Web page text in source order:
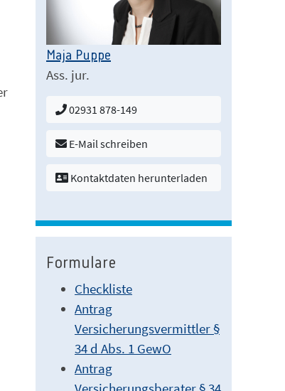
Maja Puppe
Ass. jur.
02931 878-149
E-Mail schreiben
Kontaktdaten herunterladen
Formulare
Checkliste
Antrag
Versicherungsvermittler §
34 d Abs. 1 GewO
Antrag